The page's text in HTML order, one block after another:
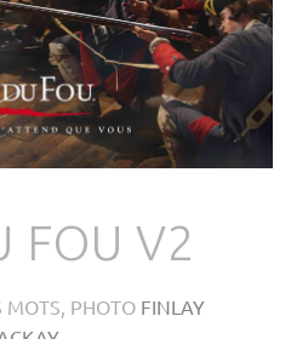
FOU V2
MOTS, PHOTO FINLAY